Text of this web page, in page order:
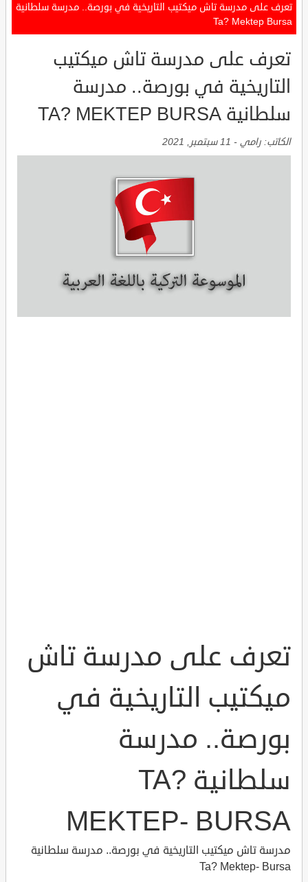
تعرف على مدرسة تاش ميكتيب التاريخية في بورصة.. مدرسة سلطانية
Ta? Mektep Bursa
تعرف على مدرسة تاش ميكتيب
التاريخية في بورصة.. مدرسة
سلطانية TA? MEKTEP BURSA
الكاتب: رامي - 11 سبتمبر, 2021
تعرف على مدرسة تاش
ميكتيب التاريخية في
بورصة.. مدرسة
سلطانية TA?
MEKTEP- BURSA
مدرسة تاش ميكتيب التاريخية في بورصة.. مدرسة سلطانية
Ta? Mektep- Bursa